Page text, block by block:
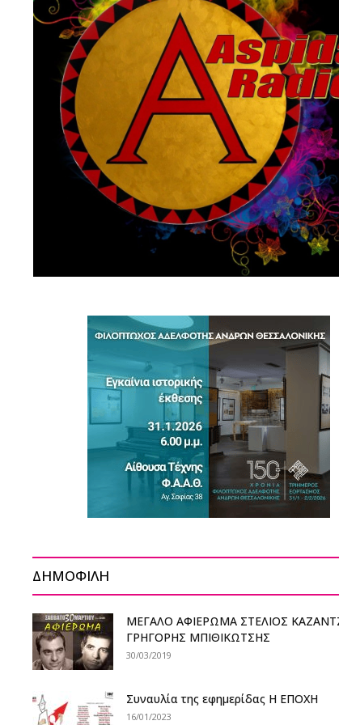
ΔΗΜΟΦΙΛΗ
ΜΕΓΑΛΟ ΑΦΙΕΡΩΜΑ ΣΤΕΛΙΟΣ
ΓΡΗΓΟΡΗΣ ΜΠΙΘΙΚΩΤΣΗΣ
30/03/2019
Συναυλία της εφημερίδας Η ΕΠΟΧΗ
16/01/2023